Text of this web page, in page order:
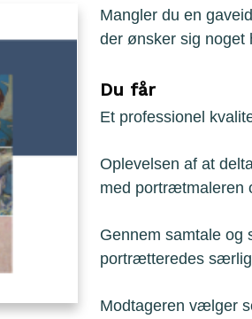
Mangler du en
der ønsker sig noget
Du får
Et professionel
Oplevelsen af at
med portrætmaleren
Gennem samtale
portrætteredes
Modtageren vælger